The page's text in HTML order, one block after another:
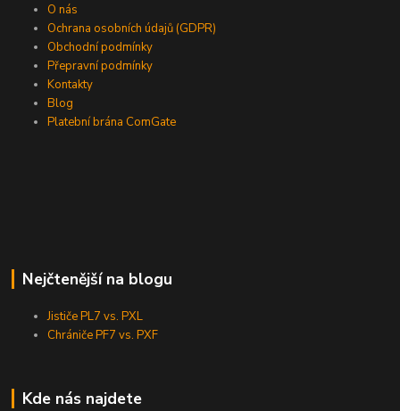
O nás
Ochrana osobních údajů (GDPR)
Obchodní podmínky
Přepravní podmínky
Kontakty
Blog
Platební brána ComGate
Nejčtenější na blogu
Jističe PL7 vs. PXL
Chrániče PF7 vs. PXF
Kde nás najdete